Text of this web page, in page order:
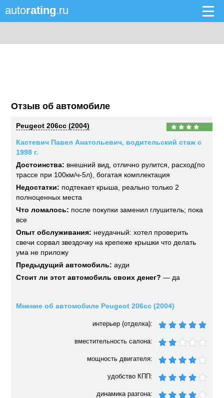
autorating.ru
Отзыв об автомобиле
Peugeot 206cc (2004)
Кастевич Павел Анатольевич, водительский стаж с
1998 г.
Достоинства: внешний вид, отлично рулится, расход(по
трассе при 100км/ч-5л), богатая комплектация
Недостатки: подтекает крыша, реально только 2
полноценных места
Что ломалось: после покупки заменил глушитель; пока
все
Опыт обслуживания: неудачный: хотел проверить
свечи сорвал звездочку на крепеже крышки что делать
ума не приложу
Предыдущий автомобиль: ауди
Стоит ли этот автомобиль своих денег? — да
Мнение об автомобиле Peugeot 206cc (2004)
интерьер (отделка):
вместительность салона:
мощность двигателя:
удобство КПП:
динамика разгона: